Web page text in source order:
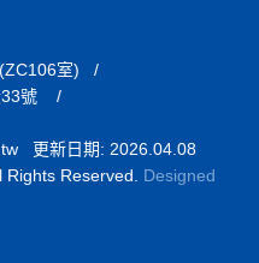
室)
/
號
/
更新日期: 2026.04.08
Reserved. Designed